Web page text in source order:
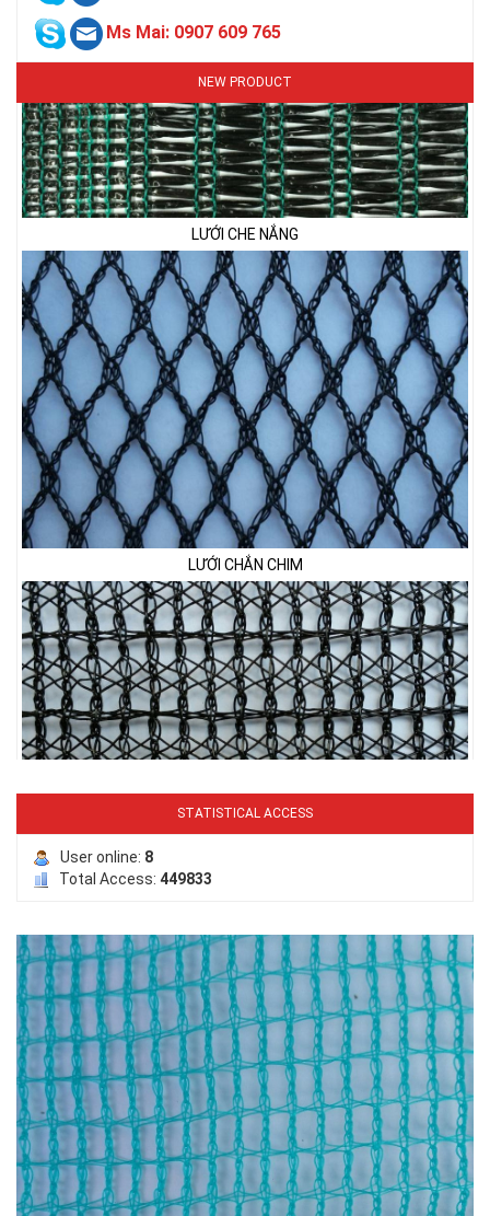
Ms Mai: 0907 609 765
NEW PRODUCT
LƯỚI CHE NẮNG
LƯỚI CHẮN CHIM
LƯỚI HÀNG RÀO HÌNH VUÔNG
STATISTICAL ACCESS
User online: 8
Total Access: 449833